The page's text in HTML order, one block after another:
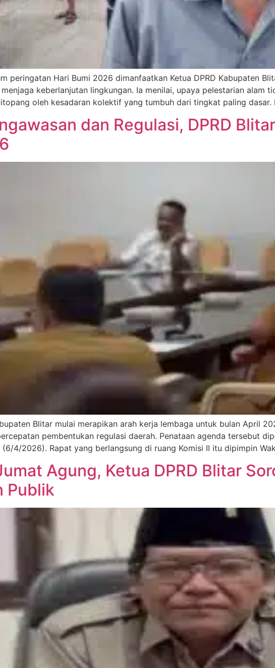
peringatan Hari Bumi 2026 dimanfaatkan Ketua DPRD Kabupaten
keberlanjutan lingkungan. Ia menilai, upaya pelestarian alam
oleh kesadaran kolektif yang tumbuh dari tingkat paling
dan Regulasi, DPRD
Blitar mulai merapikan arah kerja lembaga untuk bulan April
pembentukan regulasi daerah. Penataan agenda tersebut
4/2026). Rapat yang berlangsung di ruang Komisi II itu dipimpin
Agung, Ketua DPRD Blitar
Publik